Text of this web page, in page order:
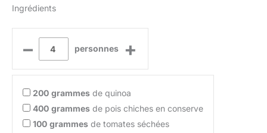
Ingrédients
– personnes +
200 grammes de quinoa
400 grammes de pois chiches en conserve
100 grammes de tomates séchées